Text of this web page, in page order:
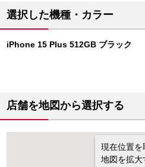
選択した機種・カラー
iPhone 15 Plus 512GB ブラック
店舗を地図から選択する
現在位置を
地図を拡大